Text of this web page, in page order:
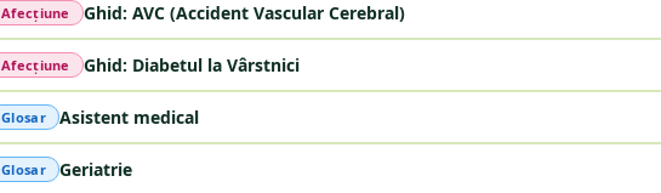
Afecțiune Ghid: AVC (Accident Vascular Cerebral)
Afecțiune Ghid: Diabetul la Vârstnici
Glosar Asistent medical
Glosar Geriatrie